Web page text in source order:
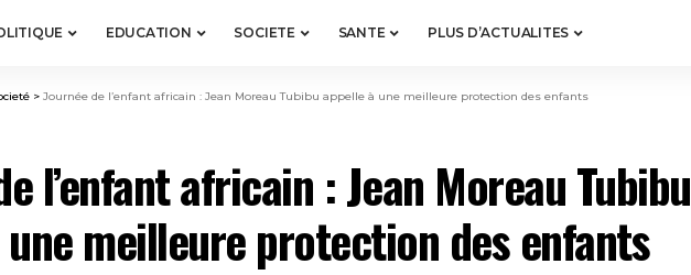
EDUCATION SOCIETE SANTE PLUS D’ACTUALITES
> Journée de l’enfant africain : Jean Moreau Tubibu appelle à une meilleure protection des enfants
l’enfant africain : Jean Moreau Tubibu
meilleure protection des enfants